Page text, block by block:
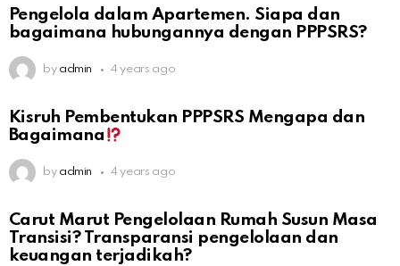
Pengelola dalam Apartemen. Siapa dan
bagaimana hubungannya dengan PPPSRS?
by admin 4 years ago
Kisruh Pembentukan PPPSRS Mengapa dan
Bagaimana
by admin 4 years ago
Carut Marut Pengelolaan Rumah Susun Masa
Transisi? Transparansi pengelolaan dan
keuangan terjadikah?